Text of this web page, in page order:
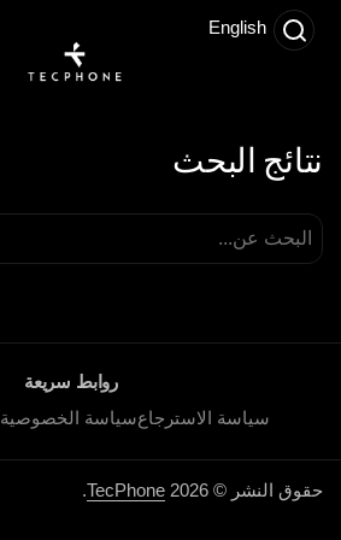
تخطي إلى المحتوى
Switch to English
English
نتائج البحث
روابط سريعة
سياسة الاسترجاعسياسة الخصوصية
حقوق النشر © 2026 TecPhone
.